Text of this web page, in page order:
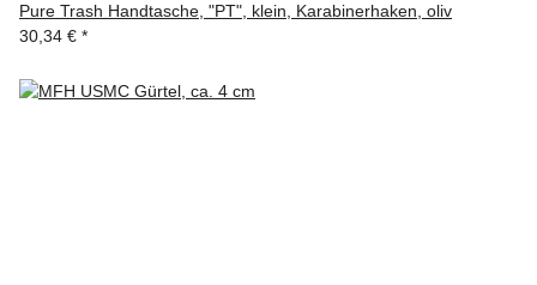
Pure Trash Handtasche, "PT", klein, Karabinerhaken, oliv
30,34 € *